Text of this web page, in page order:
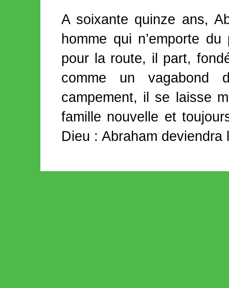
A soixante quinze ans,
homme qui n’emporte
pour la route, il part,
comme un
campement, il se laisse
famille nouvelle et
Dieu : Abraham